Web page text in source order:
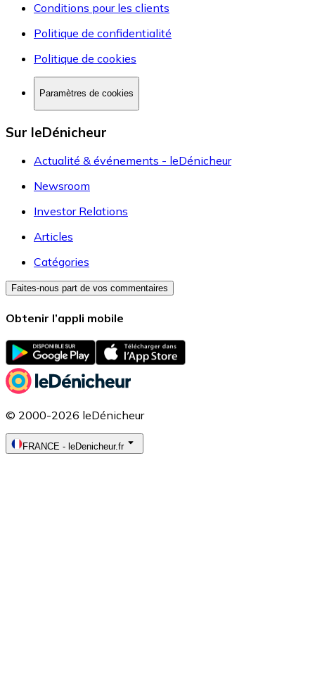
Conditions pour les clients
Politique de confidentialité
Politique de cookies
Paramètres de cookies
Sur leDénicheur
Actualité & événements - leDénicheur
Newsroom
Investor Relations
Articles
Catégories
Faites-nous part de vos commentaires
Obtenir l’appli mobile
© 2000-2026 leDénicheur
FRANCE - leDenicheur.fr